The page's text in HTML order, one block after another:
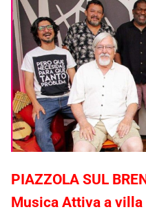
PIAZZOLA SUL
Musica Attiva a